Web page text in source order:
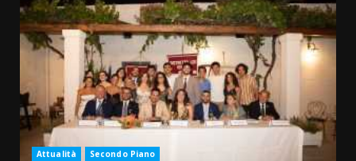
Attualità Secondo Piano